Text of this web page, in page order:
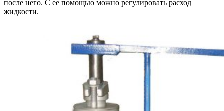
после него. С ее помощью можно регулировать расход
жидкости.